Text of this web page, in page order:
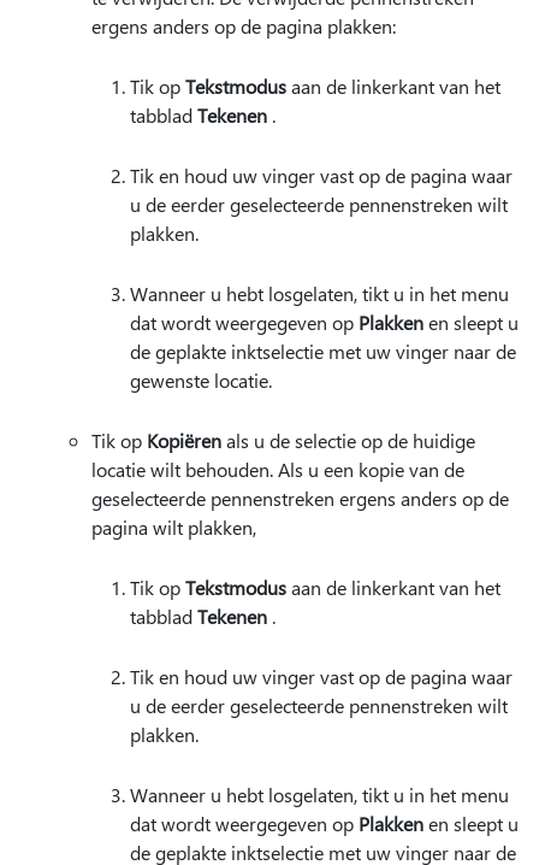
ergens anders op de pagina plakken:
Tik opTekstmodusaan de linkerkant van het
tabbladTekenen .
Tik en houd uw vinger vast op de pagina waar
u de eerder geselecteerde pennenstreken wilt
plakken.
Wanneer u hebt losgelaten, tikt u in het menu
dat wordt weergegeven op Plakkenen sleept u
de geplakte inktselectie met uw vinger naar de
gewenste locatie.
Tik op Kopiërenals u de selectie op de huidige
locatie wilt behouden. Als u een kopie van de
geselecteerde pennenstreken ergens anders op de
pagina wilt plakken,
Tik opTekstmodusaan de linkerkant van het
tabbladTekenen .
Tik en houd uw vinger vast op de pagina waar
u de eerder geselecteerde pennenstreken wilt
plakken.
Wanneer u hebt losgelaten, tikt u in het menu
dat wordt weergegeven op Plakkenen sleept u
de geplakte inktselectie met uw vinger naar de